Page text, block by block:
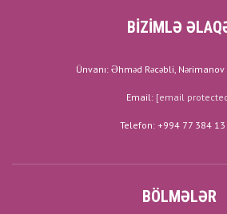
BİZİMLƏ
Ünvanı: Əhməd Rəcəbli, Nərimanov
Email: [email
Telefon: +994 77 384
BÖLMƏLƏR